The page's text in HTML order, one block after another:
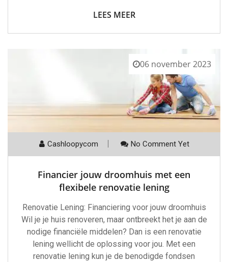
LEES MEER
06 november 2023
Cashloopycom No Comment Yet
Financier jouw droomhuis met een
flexibele renovatie lening
Renovatie Lening: Financiering voor jouw droomhuis
Wil je je huis renoveren, maar ontbreekt het je aan de
nodige financiële middelen? Dan is een renovatie
lening wellicht de oplossing voor jou. Met een
renovatie lening kun je de benodigde fondsen